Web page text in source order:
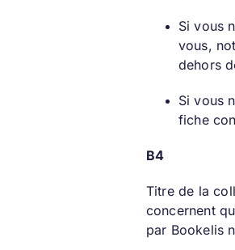
Si vous
vous,
dehors
Si vous
fiche
B4
Titre de la
concernent
par Bookelis